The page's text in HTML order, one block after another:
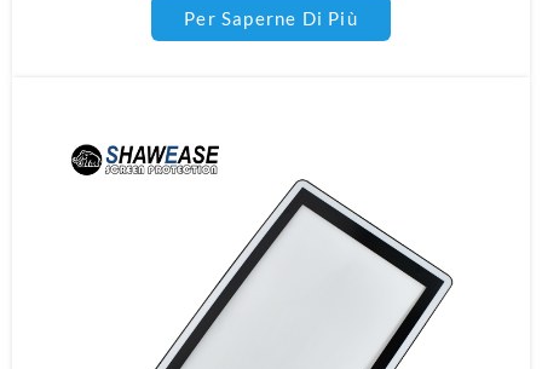
Per Saperne Di Più
Apple panno per lucidare
Vetro temperato personalizzato